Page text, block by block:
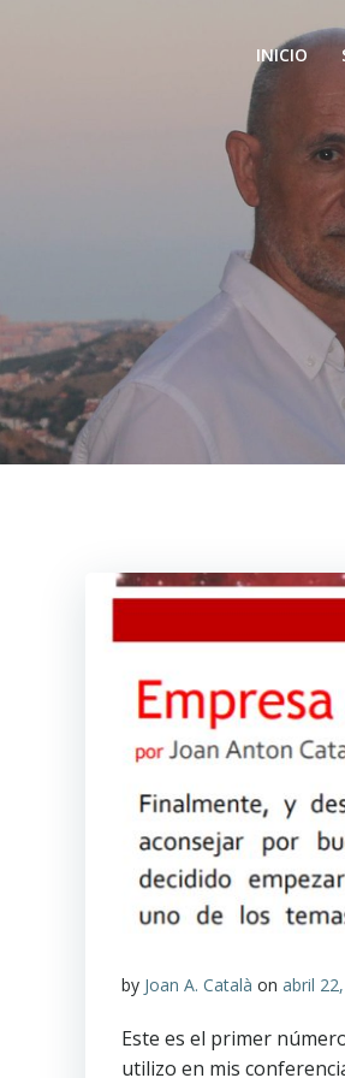
INICIO
by Joan A. Català on abril
Este es el primer
utilizo en mis